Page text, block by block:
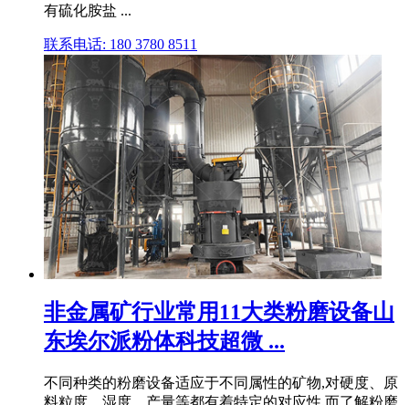
有硫化胺盐 ...
联系电话: 180 3780 8511
非金属矿行业常用11大类粉磨设备山
东埃尔派粉体科技超微 ...
不同种类的粉磨设备适应于不同属性的矿物,对硬度、原
料粒度、湿度、产量等都有着特定的对应性,而了解粉磨